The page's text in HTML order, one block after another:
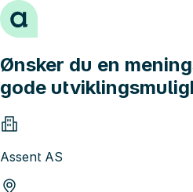
Hopp til innhold
Ønsker du en
gode
Assent AS